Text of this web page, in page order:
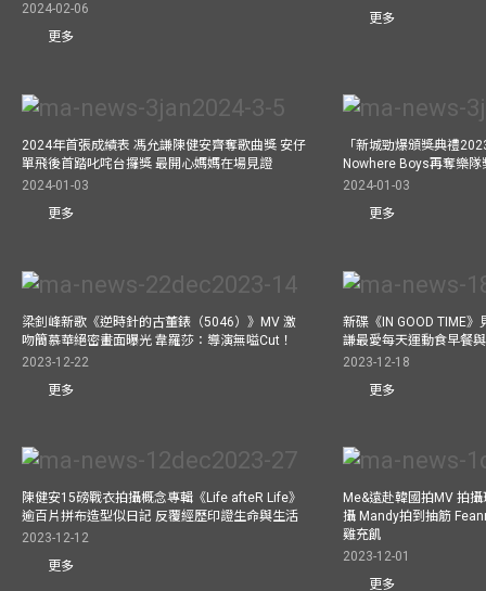
2024-02-06
更多
更多
2024年首張成績表 馮允謙陳健安齊奪歌曲獎 安仔
單飛後首踏叱咤台攞獎 最開心媽媽在場見證
2024-01-03
更多
「新城勁爆頒獎典禮
Nowhere Boys再奪樂
2024-01-03
更多
梁釗峰新歌《逆時針的古董錶（5046）》MV 激
吻簡慕華絕密畫面曝光 韋羅莎：導演無嗌Cut！
2023-12-22
更多
新碟《IN GOOD TIME
謙最愛每天運動食早餐
2023-12-18
更多
陳健安15磅戰衣拍攝概念專輯《Life afteR Life》
逾百片拼布造型似日記 反覆經歷印證生命與生活
2023-12-12
更多
Me&遠赴韓國拍MV 拍
攝 Mandy拍到抽筋
雞充飢
2023-12-01
更多